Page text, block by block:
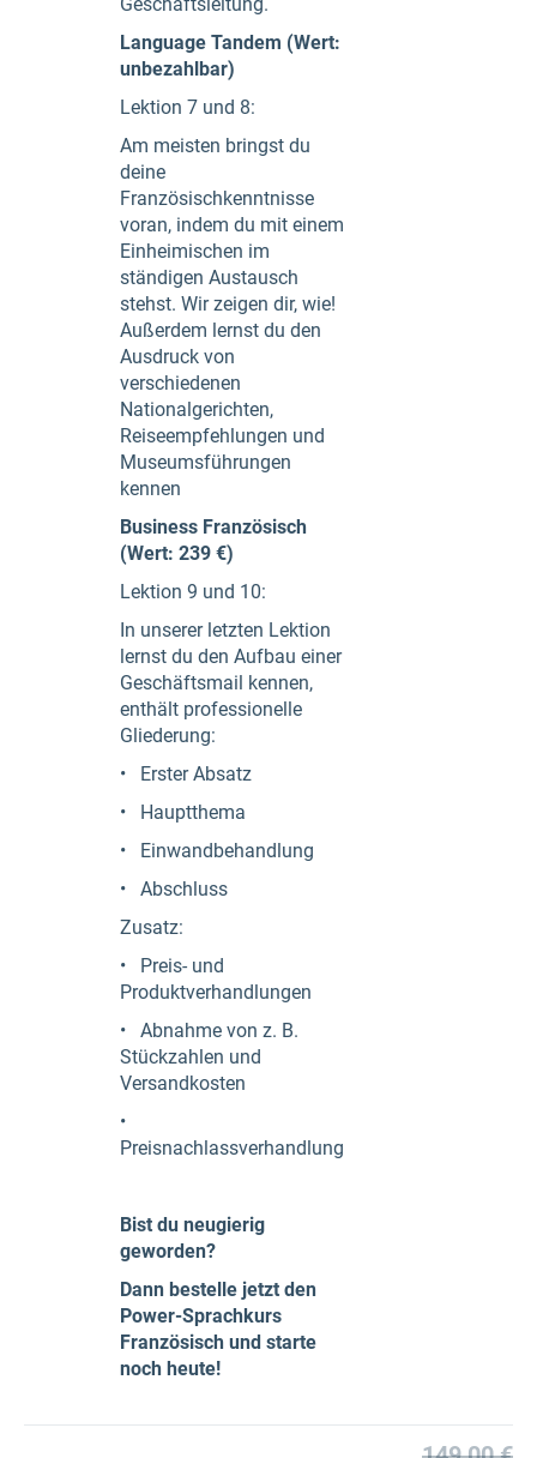
Language Tandem (Wert:
unbezahlbar)
Lektion 7 und 8:
Am meisten bringst du
deine
Französischkenntnisse
voran, indem du mit einem
Einheimischen im
ständigen Austausch
stehst. Wir zeigen dir, wie!
Außerdem lernst du den
Ausdruck von
verschiedenen
Nationalgerichten,
Reiseempfehlungen und
Museumsführungen
kennen
Business Französisch
(Wert: 239 €)
Lektion 9 und 10:
In unserer letzten Lektion
lernst du den Aufbau einer
Geschäftsmail kennen,
enthält professionelle
Gliederung:
• Erster Absatz
• Hauptthema
• Einwandbehandlung
• Abschluss
Zusatz:
• Preis- und
Produktverhandlungen
• Abnahme von z. B.
Stückzahlen und
Versandkosten
•
Preisnachlassverhandlung
Bist du neugierig
geworden?
Dann bestelle jetzt den
Power-Sprachkurs
Französisch und starte
noch heute!